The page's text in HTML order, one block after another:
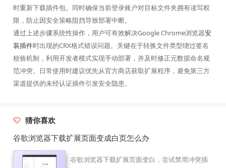
时重新下载插件包。同时确保当前登录账户对目标文件夹拥有读写权
限，防止因安全策略阻挡导致部署中断。
通过上述步骤系统性操作，用户可有效解决Google Chrome浏览器安
装插件时出现的CRX格式错误问题。关键在于转换文件类型绕过签名
校验机制，利用开发者模式实现手动部署，并及时修正元数据命名规
范冲突。日常使用时建议优先从官方商店获取扩展程序，避免第三方
渠道提供的未经认证插件引发安全隐患。
猜你喜欢
谷歌浏览器下载扩展页面变成白页怎么办
谷歌浏览器下载扩展页面变白，尝试禁用冲突插